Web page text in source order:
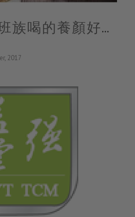
族喝的養顏好花
你的是哪幾種
2017